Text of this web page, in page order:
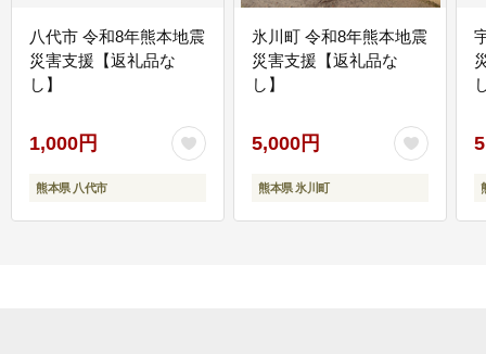
八代市 令和8年熊本地震
災害支援【返礼品な
し】
1,000円
熊本県 八代市
氷川町 令和8年熊本地震
災害支援【返礼品な
し】
5,000円
熊本県 氷川町